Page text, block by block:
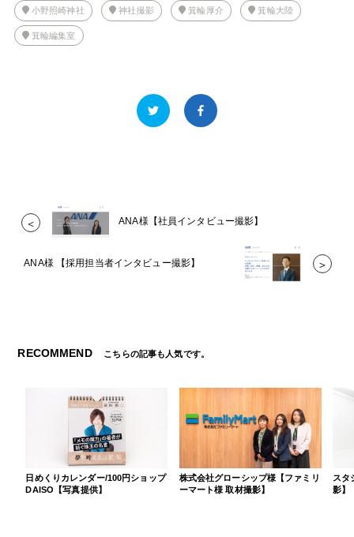
小野照崎神社 神社撮影 箕輪厚介 箕輪大陸
箕輪編集室
＜ ANA様【社員インタビュー撮影】
ANA様 【採用担当者インタビュー撮影】 ＞
RECOMMEND こちらの記事も人気です。
日めくりカレンダー/100円ショップ
DAISO【写真提供】
株式会社グローシップ様【ファミリ
ーマート様 取材撮影】
スタ
影】